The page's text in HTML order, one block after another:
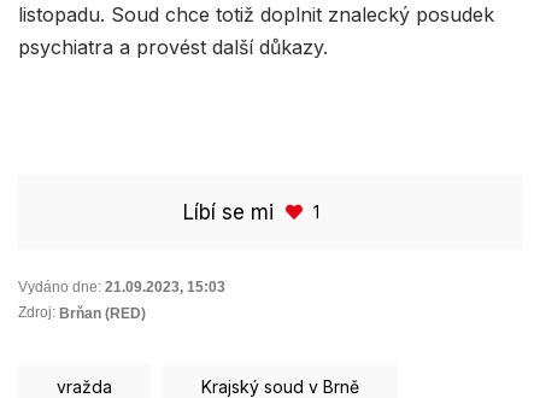
listopadu. Soud chce totiž doplnit znalecký posudek
psychiatra a provést další důkazy.
Líbí se mi 1
Vydáno dne: 21.09.2023, 15:03
Zdroj: Brňan (RED)
vražda Krajský soud v Brně